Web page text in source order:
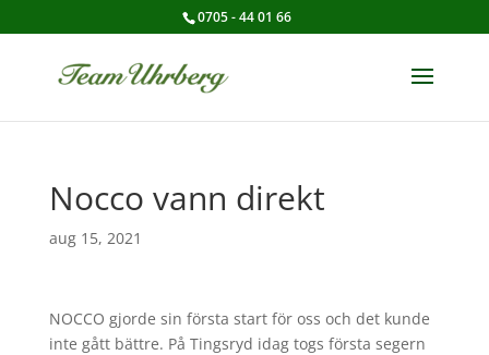
0705 - 44 01 66
Nocco vann direkt
aug 15, 2021
NOCCO gjorde sin första start för oss och det kunde
inte gått bättre. På Tingsryd idag togs första segern